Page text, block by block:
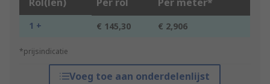
Rol(len) Per rol Per meter*
1 + € 145,30 € 2,906
*prijsindicatie
Voeg toe aan onderdelenlijst